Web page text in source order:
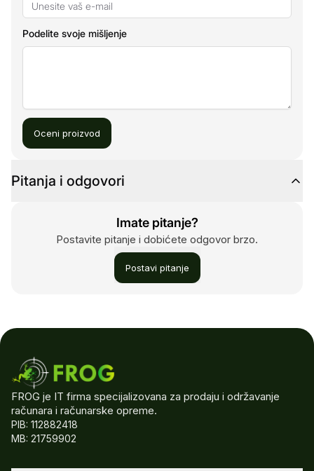
Podelite svoje mišljenje
Oceni proizvod
Pitanja i odgovori
Imate pitanje?
Postavite pitanje i dobićete odgovor brzo.
Postavi pitanje
FROG je IT firma specijalizovana za prodaju i održavanje
računara i računarske opreme.
PIB: 112882418
MB: 21759902